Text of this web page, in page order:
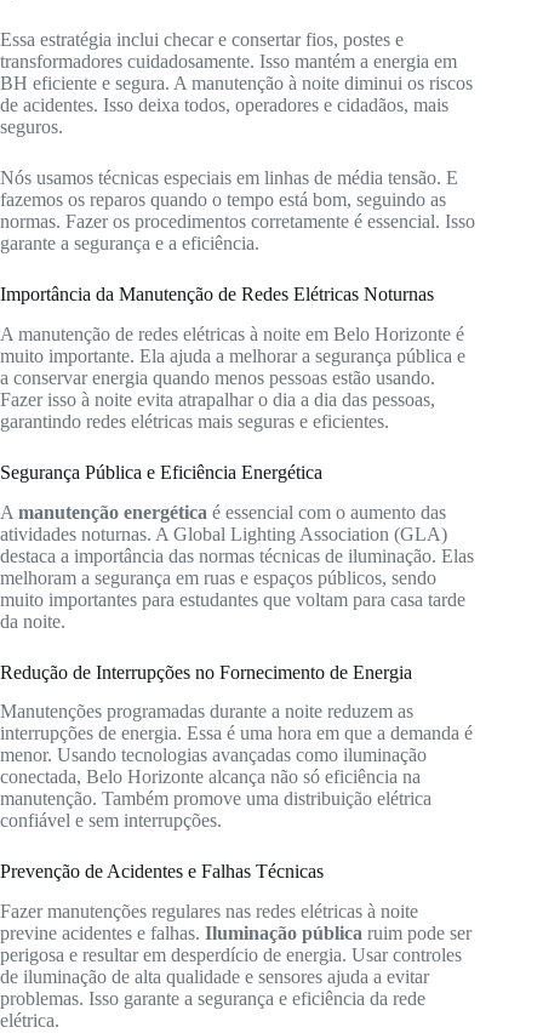
Essa estratégia inclui checar e consertar fios, postes e
transformadores cuidadosamente. Isso mantém a energia em
BH eficiente e segura. A manutenção à noite diminui os riscos
de acidentes. Isso deixa todos, operadores e cidadãos, mais
seguros.
Nós usamos técnicas especiais em linhas de média tensão. E
fazemos os reparos quando o tempo está bom, seguindo as
normas. Fazer os procedimentos corretamente é essencial. Isso
garante a segurança e a eficiência.
Importância da Manutenção de Redes Elétricas Noturnas
A manutenção de redes elétricas à noite em Belo Horizonte é
muito importante. Ela ajuda a melhorar a segurança pública e
a conservar energia quando menos pessoas estão usando.
Fazer isso à noite evita atrapalhar o dia a dia das pessoas,
garantindo redes elétricas mais seguras e eficientes.
Segurança Pública e Eficiência Energética
A manutenção energética é essencial com o aumento das
atividades noturnas. A Global Lighting Association (GLA)
destaca a importância das normas técnicas de iluminação. Elas
melhoram a segurança em ruas e espaços públicos, sendo
muito importantes para estudantes que voltam para casa tarde
da noite.
Redução de Interrupções no Fornecimento de Energia
Manutenções programadas durante a noite reduzem as
interrupções de energia. Essa é uma hora em que a demanda é
menor. Usando tecnologias avançadas como iluminação
conectada, Belo Horizonte alcança não só eficiência na
manutenção. Também promove uma distribuição elétrica
confiável e sem interrupções.
Prevenção de Acidentes e Falhas Técnicas
Fazer manutenções regulares nas redes elétricas à noite
previne acidentes e falhas. Iluminação pública ruim pode ser
perigosa e resultar em desperdício de energia. Usar controles
de iluminação de alta qualidade e sensores ajuda a evitar
problemas. Isso garante a segurança e eficiência da rede
elétrica.